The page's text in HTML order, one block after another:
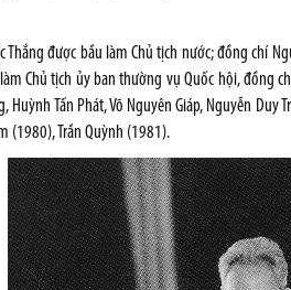
được bầu làm Chủ tịch nước; đồng chí
Chủ tịch ủy ban thường vụ Quốc hội, đồng
Tấn Phát, Võ Nguyên Giáp, Nguyễn Duy
(1980), Trần Quỳnh (1981).